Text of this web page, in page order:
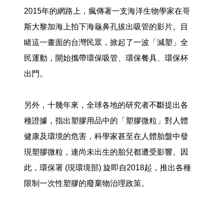
2015年的網路上，瘋傳著一支海洋生物學家在哥
斯大黎加海上拍下海龜鼻孔拔出吸管的影片。目
睹這一畫面的台灣民眾，掀起了一波「減塑」全
民運動，開始攜帶環保吸管、環保餐具、環保杯
出門。
另外，十幾年來，全球各地的研究者不斷提出各
種證據，指出塑膠用品中的「塑膠微粒」對人體
健康及環境的危害，科學家甚至在人體胎盤中發
現塑膠微粒，連尚未出生的胎兒都遭受影響。因
此，環保署 (現環境部) 旋即自2018起，推出各種
限制一次性塑膠的廢棄物治理政策。